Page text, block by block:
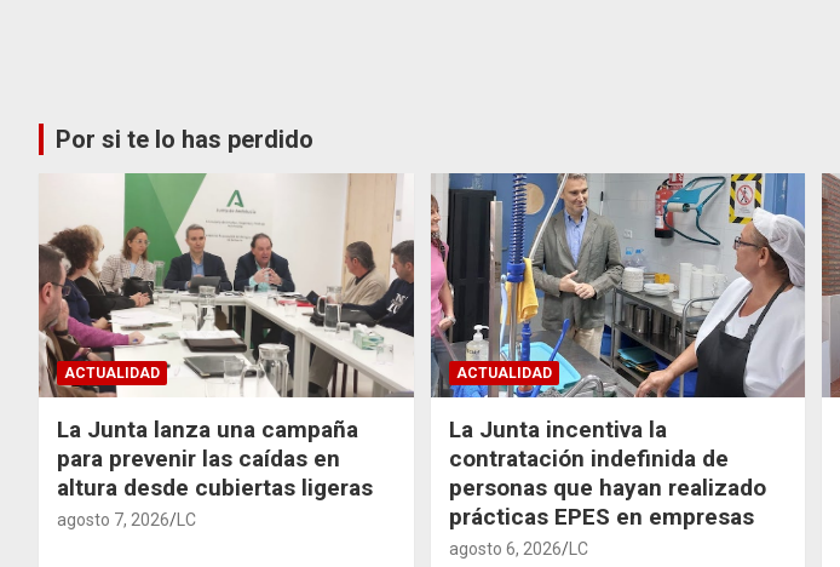
Por si te lo has perdido
ACTUALIDAD
La Junta lanza una campaña
para prevenir las caídas en
altura desde cubiertas ligeras
agosto 7, 2026 LC
ACTUALIDAD
La Junta incentiva la
contratación indefinida de
personas que hayan realizado
prácticas EPES en empresas
agosto 6, 2026 LC